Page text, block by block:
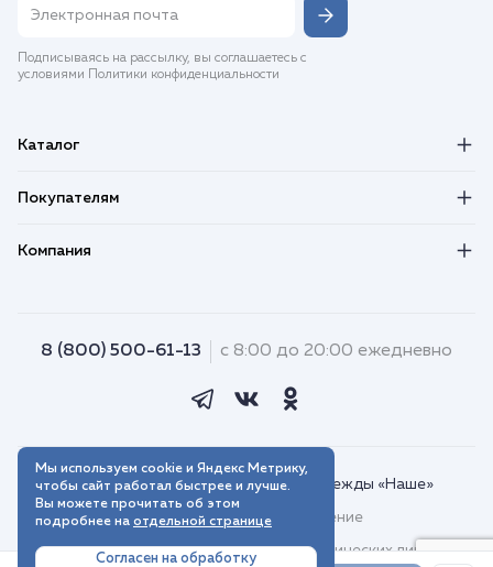
Подписываясь на рассылку, вы соглашаетесь с
условиями Политики конфиденциальности
Каталог
Покупателям
Компания
8 (800) 500-61-13 с 8:00 до 20:00 ежедневно
© 2018–2026. Интернет-магазин одежды «Наше»
Пользовательское соглашение
Договор присоединения для юридических лиц
Мы используем cookie и Яндекс Метрику,
чтобы сайт работал быстрее и лучше.
Вы можете прочитать об этом
подробнее на отдельной странице
Согласен на обработку